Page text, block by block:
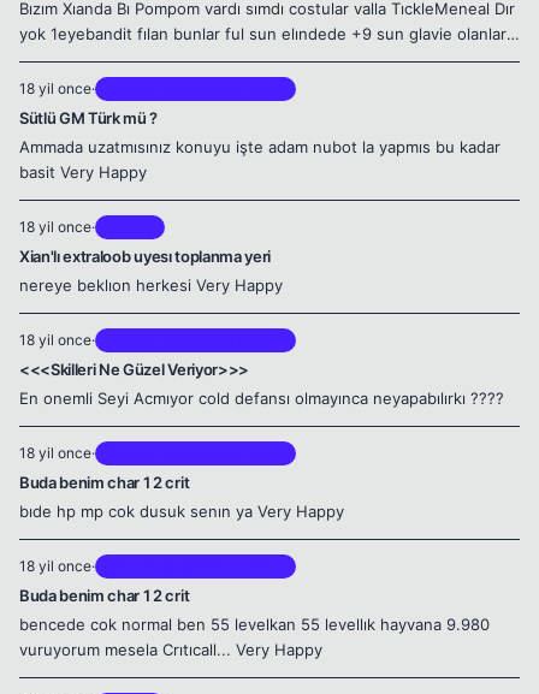
Bızım Xıanda Bı Pompom vardı sımdı costular valla TıckleMeneal Dır
yok 1eyebandit fılan bunlar ful sun elındede +9 sun glavie olanlar
artık wooow ları 90 lıklara saklıyoz Very Happy
18 yil once·
Sütlü GM Türk mü ?
Ammada uzatmısınız konuyu işte adam nubot la yapmıs bu kadar
basit Very Happy
18 yil once·
Xian'lı extraloob uyesı toplanma yeri
nereye beklıon herkesi Very Happy
18 yil once·
<<<Skilleri Ne Güzel Veriyor>>>
En onemli Seyi Acmıyor cold defansı olmayınca neyapabılırkı ????
18 yil once·
Buda benim char 1 2 crit
bıde hp mp cok dusuk senın ya Very Happy
18 yil once·
Buda benim char 1 2 crit
bencede cok normal ben 55 levelkan 55 levellık hayvana 9.980
vuruyorum mesela Crıtıcall... Very Happy